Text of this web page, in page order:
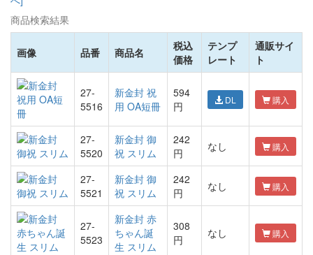
商品検索結果
画像 品番 商品名
税込
価格
テンプ
レート
通販サイ
ト
27-
5516
新金封 祝
用 OA短冊
594
円
DL 購入
27-
5520
新金封 御
祝 スリム
242
円
なし 購入
27-
5521
新金封 御
祝 スリム
242
円
なし 購入
27-
5523
新金封 赤
ちゃん誕
生 スリム
308
円
なし 購入